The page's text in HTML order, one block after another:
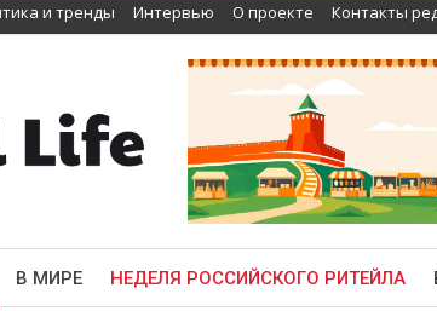
и тренды Интервью О проекте Контакты
В МИРЕ НЕДЕЛЯ РОССИЙСКОГО РИТЕЙЛА